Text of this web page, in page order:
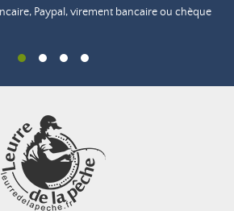
Paypal, virement bancaire ou chèque